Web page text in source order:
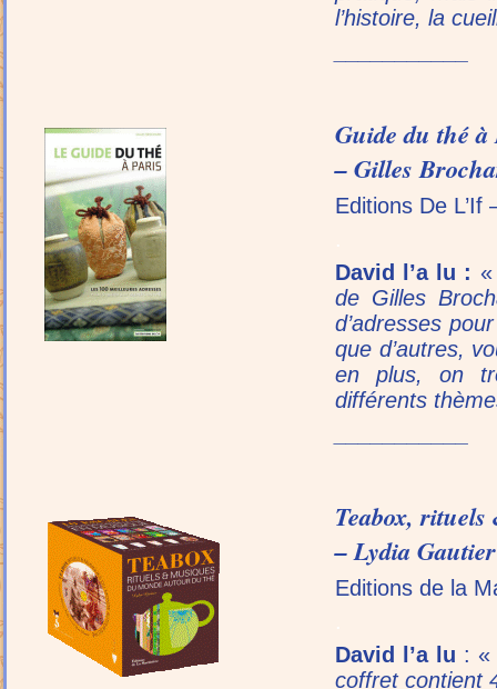
l’histoire, la
Guide du thé à
– Gilles
Editions De L’If
David l’a lu :
de Gilles
d’adresses
que d’autres,
en plus, on
différents
Teabox,
– Lydia Gautier
Editions de la
David l’a lu : «
coffret contient